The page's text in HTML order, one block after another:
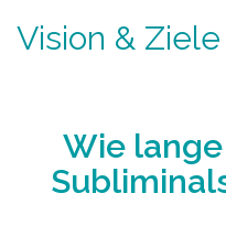
Vision & Ziele
Wie